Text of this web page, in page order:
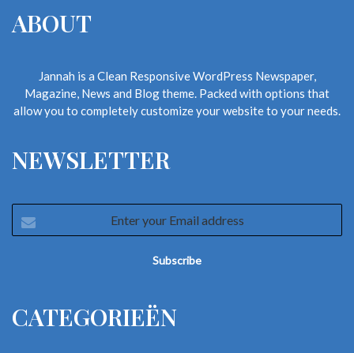
ABOUT
Jannah is a Clean Responsive WordPress Newspaper,
Magazine, News and Blog theme. Packed with options that
allow you to completely customize your website to your needs.
NEWSLETTER
your
CATEGORIEËN